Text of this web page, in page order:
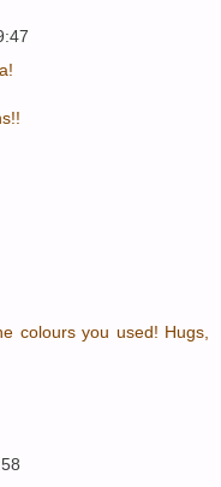
colours you used! Hugs,